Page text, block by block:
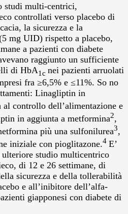
studi multi-centrici,
controllati verso placebo di
la sicurezza e la
mg UID) rispetto a placebo,
a pazienti con diabete
raggiunto un sufficiente
di HbA1c nei pazienti arruolati
fra ≥6,5% e ≤11%. So no
Linagliptin in
al controllo dell’alimentazione e
in aggiunta a metformina2,
più una sulfonilurea3,
iniziale con pioglitazone.4 E’
studio multicentrico
di 12 e 26 settimane, di
sicurezza e della tollerabilità
e all’inibitore dell’alfa-
giapponesi con diabete di